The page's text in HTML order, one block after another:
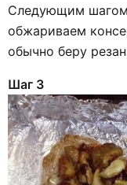
Следующим
обжариваем
обычно беру
Шаг 3